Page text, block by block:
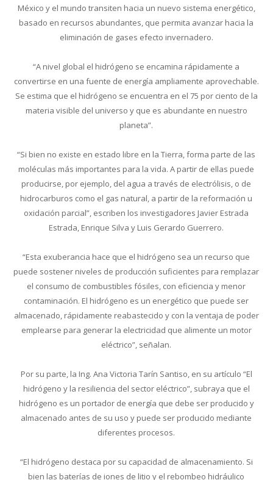
México y el mundo transiten hacia un nuevo sistema energético,
basado en recursos abundantes, que permita avanzar hacia la
eliminación de gases efecto invernadero.
“A nivel global el hidrógeno se encamina rápidamente a
convertirse en una fuente de energía ampliamente aprovechable.
Se estima que el hidrógeno se encuentra en el 75 por ciento de la
materia visible del universo y que es abundante en nuestro
planeta”.
“Si bien no existe en estado libre en la Tierra, forma parte de las
moléculas más importantes para la vida. A partir de ellas puede
producirse, por ejemplo, del agua a través de electrólisis, o de
hidrocarburos como el gas natural, a partir de la reformación u
oxidación parcial”, escriben los investigadores Javier Estrada
Estrada, Enrique Silva y Luis Gerardo Guerrero.
“Esta exuberancia hace que el hidrógeno sea un recurso que
puede sostener niveles de producción suficientes para remplazar
el consumo de combustibles fósiles, con eficiencia y menor
contaminación. El hidrógeno es un energético que puede ser
almacenado, rápidamente reabastecido y con la ventaja de poder
emplearse para generar la electricidad que alimente un motor
eléctrico”, señalan.
Por su parte, la Ing. Ana Victoria Tarín Santiso, en su artículo “El
hidrógeno y la resiliencia del sector eléctrico”, subraya que el
hidrógeno es un portador de energía que debe ser producido y
almacenado antes de su uso y puede ser producido mediante
diferentes procesos.
“El hidrógeno destaca por su capacidad de almacenamiento. Si
bien las baterías de iones de litio y el rebombeo hidráulico